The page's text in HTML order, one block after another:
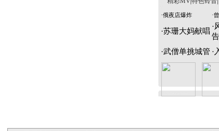
·俄夜店爆炸 ·
·苏珊大妈献唱
·
告
·武僧单挑城管 ·